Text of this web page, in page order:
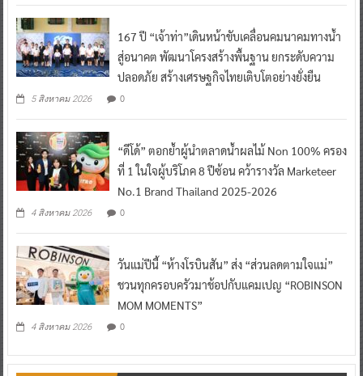
167 ปี “เจ้าท่า”เดินหน้าขับเคลื่อนคมนาคมทางน้ำ
สู่อนาคต พัฒนาโครงสร้างพื้นฐาน ยกระดับความ
ปลอดภัย สร้างเศรษฐกิจไทยเติบโตอย่างยั่งยืน
5 สิงหาคม 2026 0
“ดีโด้” ตอกย้ำผู้นำตลาดน้ำผลไม้ Non 100% ครอง
ที่ 1 ในใจผู้บริโภค 8 ปีซ้อน คว้ารางวัล Marketeer
No.1 Brand Thailand 2025-2026
4 สิงหาคม 2026 0
วันแม่ปีนี้ “ห้างโรบินสัน” ส่ง “ส่วนลดตามใจแม่”
ชวนทุกครอบครัวมาช้อปกับแคมเปญ “ROBINSON
MOM MOMENTS”
4 สิงหาคม 2026 0